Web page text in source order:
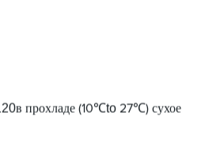
в прохладе (10℃to 27℃) сухое